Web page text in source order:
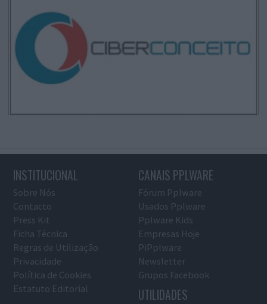
INSTITUCIONAL
Sobre Nós
Contacto
Press Kit
Ficha Técnica
Regras de Utilização
Privacidade
Política de Cookies
Estatuto Editorial
CANAIS PPLWARE
Fórum Pplware
Usados Pplware
Pplware Kids
Empresas Hoje
PiPplware
Newsletter
Grupos Facebook
UTILIDADES